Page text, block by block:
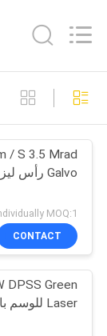
الصفحة
الرئيسية
منتجات
معلومات
جولة
Laser
Technology
Rights
Galvo رأس ليزر لفيبر ليزر
CONTACT
Laser للوسم بالليزر